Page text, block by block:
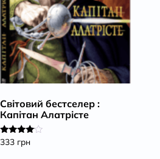
Світовий бестселер :
Капітан Алатрісте
Оцінено
333 грн